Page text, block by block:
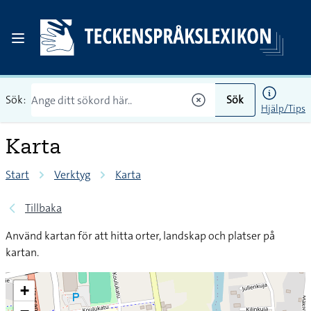
Sök: Sök
Hjälp/Tips
Karta
Start Verktyg Karta
Tillbaka
Använd kartan för att hitta orter, landskap och platser på
kartan.
+